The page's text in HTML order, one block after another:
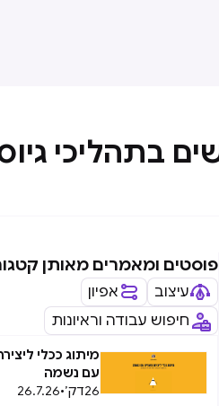
פוסטים ומאמרים מאותן
עיצוב
אפיון
חיפוש עבודה וראיונות
מיתוג ככלי
עם נשמה
26דק׳•
26.7.26